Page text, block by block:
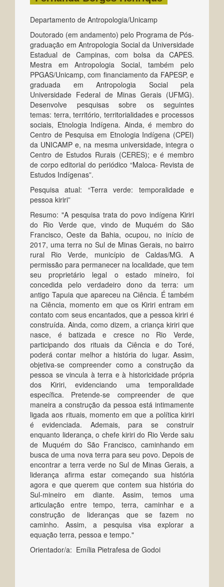
Departamento de Antropologia/Unicamp
Doutorado (em andamento) pelo Programa de Pós-
graduação em Antropologia Social da Universidade
Estadual de Campinas, com bolsa da CAPES.
Mestra em Antropologia Social, também pelo
PPGAS/Unicamp, com financiamento da FAPESP, e
graduada em Antropologia Social pela
Universidade Federal de Minas Gerais (UFMG).
Desenvolve pesquisas sobre os seguintes
temas: terra, território, territorialidades e processos
sociais, Etnologia Indígena. Ainda, é membro do
Centro de Pesquisa em Etnologia Indígena (CPEI)
da UNICAMP e, na mesma universidade, integra o
Centro de Estudos Rurais (CERES); e é membro
de corpo editorial do periódico “Maloca- Revista de
Estudos Indígenas”.
Pesquisa atual: “Terra verde: temporalidade e
pessoa kiriri”
Resumo: "A pesquisa trata do povo indígena Kiriri
do Rio Verde que, vindo de Muquém do São
Francisco, Oeste da Bahia, ocupou, no início de
2017, uma terra no Sul de Minas Gerais, no bairro
rural Rio Verde, município de Caldas/MG. A
permissão para permanecer na localidade, que tem
seu proprietário legal o estado mineiro, foi
concedida pelo verdadeiro dono da terra: um
antigo Tapuia que apareceu na Ciência. É também
na Ciência, momento em que os Kiriri entram em
contato com seus encantados, que a pessoa kiriri é
construída. Ainda, como dizem, a criança kiriri que
nasce, é batizada e cresce no Rio Verde,
participando dos rituais da Ciência e do Toré,
poderá contar melhor a história do lugar. Assim,
objetiva-se compreender como a construção da
pessoa se vincula à terra e à historicidade própria
dos Kiriri, evidenciando uma temporalidade
específica. Pretende-se compreender de que
maneira a construção da pessoa está intimamente
ligada aos rituais, momento em que a política kiriri
é evidenciada. Ademais, para se construir
enquanto liderança, o chefe kiriri do Rio Verde saiu
de Muquém do São Francisco, caminhando em
busca de uma nova terra para seu povo. Depois de
encontrar a terra verde no Sul de Minas Gerais, a
liderança afirma estar começando sua história
agora e que querem que contem sua história do
Sul-mineiro em diante. Assim, temos uma
articulação entre tempo, terra, caminhar e a
construção de lideranças que se fazem no
caminho. Assim, a pesquisa visa explorar a
equação terra, pessoa e tempo."
Orientador/a: Emília Pietrafesa de Godoi